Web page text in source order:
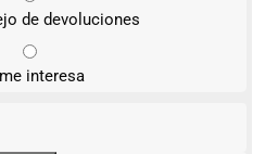
de devoluciones
interesa